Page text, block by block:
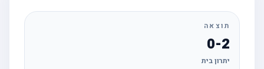
תוצאה
0-2
יתרון בית